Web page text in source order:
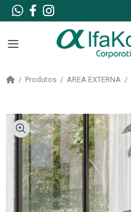
Produtos AREA EXTERNA